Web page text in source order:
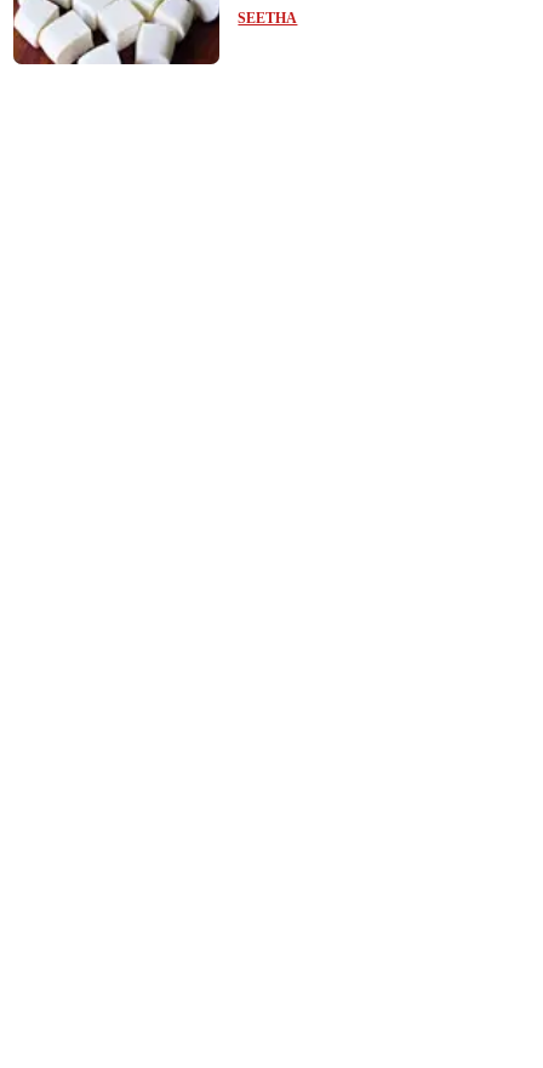
பாதுகாப்புத் துறை நடவடிக்கை!
SEETHA